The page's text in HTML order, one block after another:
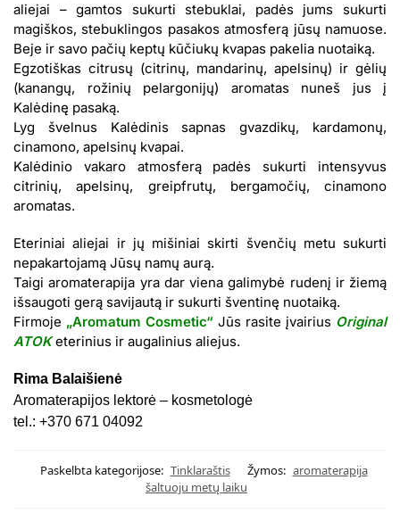
aliejai – gamtos sukurti stebuklai, padės jums sukurti
magiškos, stebuklingos pasakos atmosferą jūsų namuose.
Beje ir savo pačių keptų kūčiukų kvapas pakelia nuotaiką.
Egzotiškas citrusų (citrinų, mandarinų, apelsinų) ir gėlių
(kanangų, rožinių pelargonijų) aromatas nuneš jus į
Kalėdinę pasaką.
Lyg švelnus Kalėdinis sapnas gvazdikų, kardamonų,
cinamono, apelsinų kvapai.
Kalėdinio vakaro atmosferą padės sukurti intensyvus
citrinių, apelsinų, greipfrutų, bergamočių, cinamono
aromatas.
Eteriniai aliejai ir jų mišiniai skirti švenčių metu sukurti
nepakartojamą Jūsų namų aurą.
Taigi aromaterapija yra dar viena galimybė rudenį ir žiemą
išsaugoti gerą savijautą ir sukurti šventinę nuotaiką.
Firmoje „Aromatum Cosmetic“ Jūs rasite įvairius Original
ATOKeterinius ir augalinius aliejus.
Rima Balaišienė
Aromaterapijos lektorė – kosmetologė
tel.: +370 671 04092
Paskelbta kategorijose: Tinklaraštis Žymos: aromaterapija
šaltuoju metų laiku